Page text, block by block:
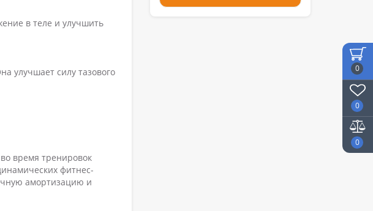
0
0
0
в теле и улучшить
улучшает силу тазового
время тренировок
фитнес-
амортизацию и